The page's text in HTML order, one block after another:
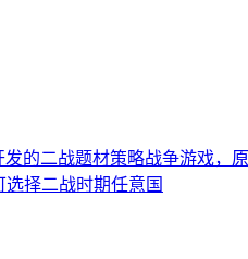
发的二战题材策略战争游戏
择二战时期任意国